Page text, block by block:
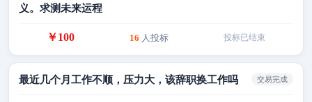
义。求测未来运程
￥100 16 人投标 投标已结束
最近几个月工作不顺，压力大，该辞职换工作吗 交易完成